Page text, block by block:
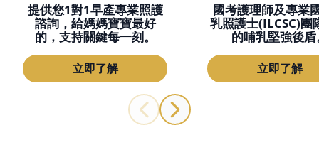
提供您1對1早產專業照護
諮詢，給媽媽寶寶最好
的，支持關鍵每一刻。
立即了解
國考護理師及專業
乳照護士(ILCSC)團
的哺乳堅強後盾
立即了解